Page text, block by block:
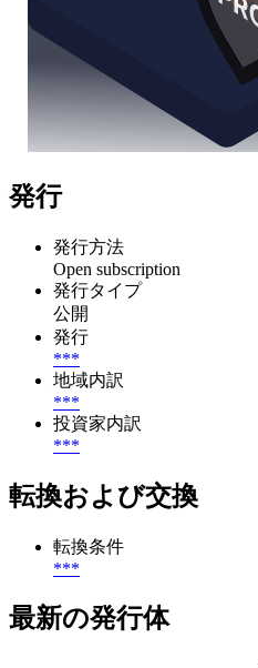
発行
発行方法
Open subscription
発行タイプ
公開
発行
***
地域内訳
***
投資家内訳
***
転換および交換
転換条件
***
最新の発行体